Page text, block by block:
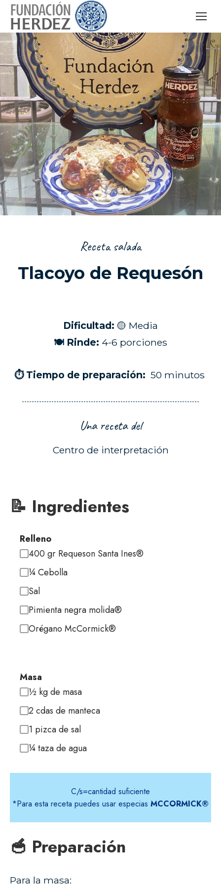
Receta salada
Tlacoyo de Requesón
Dificultad: 🟡 Media
🍽 Rinde: 4-6 porciones
⏱ Tiempo de preparación: 50 minutos
Una receta del
Centro de interpretación
📝 Ingredientes
Relleno
400 gr Requeson Santa Ines®
¼ Cebolla
Sal
Pimienta negra molida®
Orégano McCormick®
Masa
½ kg de masa
2 cdas de manteca
1 pizca de sal
¼ taza de agua
C/s=cantidad suficiente
*Para esta receta puedes usar especias MCCORMICK®
🥣 Preparación
Para la masa: